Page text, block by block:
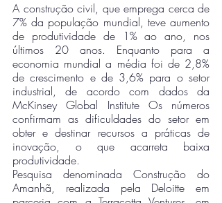
A construção civil, que emprega cerca de
7% da população mundial, teve aumento
de produtividade de 1% ao ano, nos
últimos 20 anos. Enquanto para a
economia mundial a média foi de 2,8%
de crescimento e de 3,6% para o setor
industrial, de acordo com dados da
McKinsey Global Institute Os números
confirmam as dificuldades do setor em
obter e destinar recursos a práticas de
inovação, o que acarreta baixa
produtividade.
Pesquisa denominada Construção do
Amanhã, realizada pela Deloitte em